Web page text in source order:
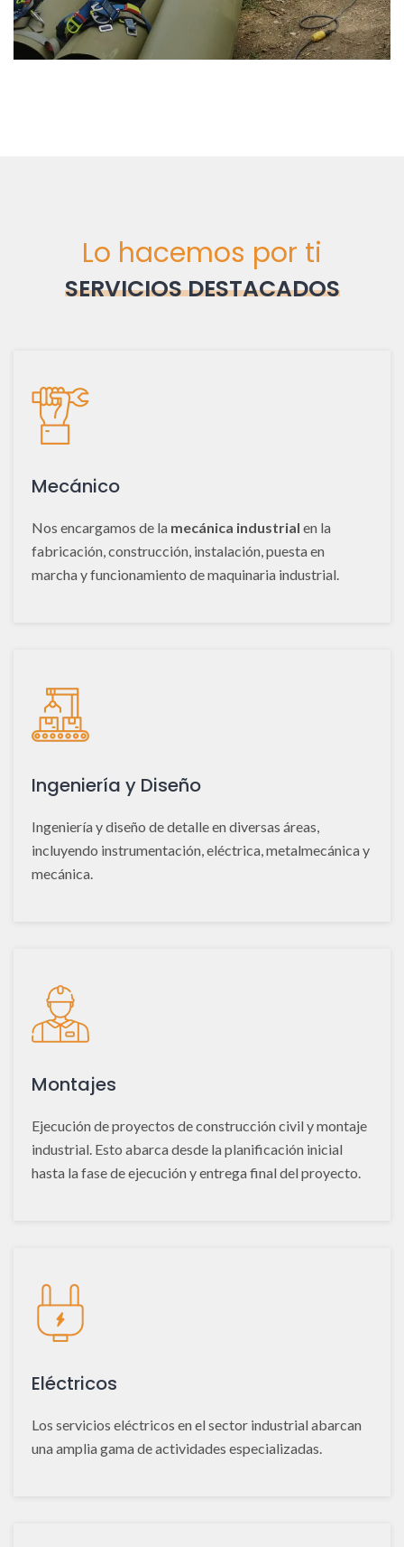
Lo hacemos por ti
SERVICIOS DESTACADOS
Mecánico
Nos encargamos de la mecánica industrial en la
fabricación, construcción, instalación, puesta en
marcha y funcionamiento de maquinaria industrial.
Ingeniería y Diseño
Ingeniería y diseño de detalle en diversas áreas,
incluyendo instrumentación, eléctrica, metalmecánica y
mecánica.
Montajes
Ejecución de proyectos de construcción civil y montaje
industrial. Esto abarca desde la planificación inicial
hasta la fase de ejecución y entrega final del proyecto.
Eléctricos
Los servicios eléctricos en el sector industrial abarcan
una amplia gama de actividades especializadas.